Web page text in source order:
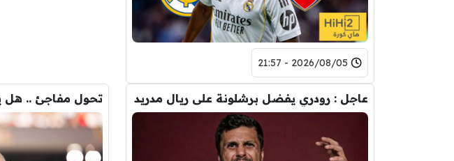
2026/08/05 - 21:57
عاجل : رودري يفضل برشلونة على ريال مدريد